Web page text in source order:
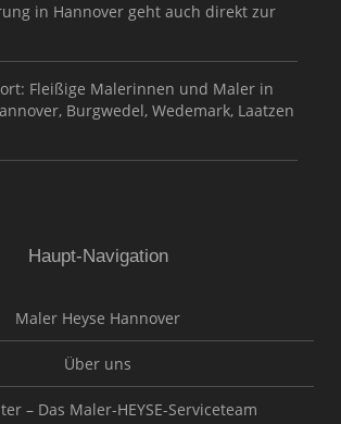
in Hannover geht auch direkt zur
Fleißige Malerinnen und Maler in
Burgwedel, Wedemark, Laatzen
Haupt-Navigation
Maler Heyse Hannover
Über uns
– Das Maler-HEYSE-Serviceteam